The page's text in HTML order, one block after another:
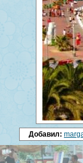
Добавил: